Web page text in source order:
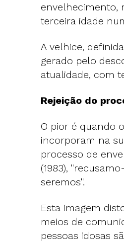
envelhecimento,
terceira idade
A velhice,
gerado pelo
atualidade, com
Rejeição do
O pior é quando
incorporam na
processo de
(1983),
seremos".
Esta imagem
meios de
pessoas idosas